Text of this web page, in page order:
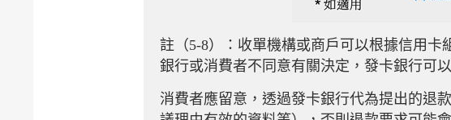
註（5-8）：收單機構或商戶可以根據信用
銀行或消費者不同意有關決定，發卡銀行可
消費者應留意，透過發卡銀行代為提出的退